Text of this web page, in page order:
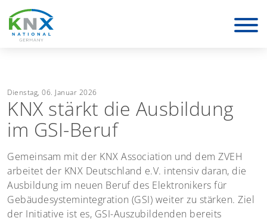
KNX Deutschland
Dienstag, 06. Januar 2026
KNX stärkt die Ausbildung
im GSI-Beruf
Gemeinsam mit der KNX Association und dem ZVEH
arbeitet der KNX Deutschland e.V. intensiv daran, die
Ausbildung im neuen Beruf des Elektronikers für
Gebäudesystemintegration (GSI) weiter zu stärken. Ziel
der Initiative ist es, GSI-Auszubildenden bereits